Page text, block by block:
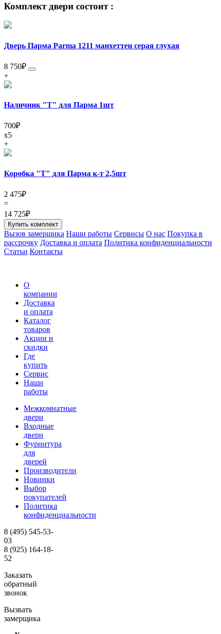
Комплект двери состоит :
Дверь Парма Parma 1211 манхеттен серая глухая
8 750₽
+
Наличник "Т" для Парма 1шт
700₽
x5
+
Коробка "Т" для Парма к-т 2,5шт
2 475₽
=
14 725₽
Купить комплект
Вызов замерщика Наши работы Сервисы О нас Покупка в
рассрочку Доставка и оплата Политика конфиденциальности
Статьи Контакты
О
компании
Доставка
и оплата
Каталог
товаров
Акции и
скидки
Где
купить
Сервис
Наши
работы
Межкомнатные
двери
Входные
двери
Фурнитура
для
дверей
Производители
Новинки
Выбор
покупателей
Политика
конфиденциальности
8 (495) 545-53-
03
8 (925) 164-18-
52
Заказать
обратный
звонок
Вызвать
замерщика